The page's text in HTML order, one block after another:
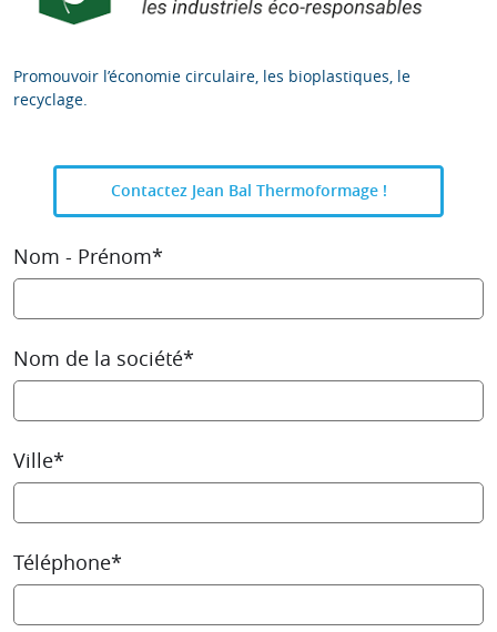
Promouvoir l’économie circulaire, les bioplastiques, le
recyclage.
Contactez Jean Bal Thermoformage !
Nom - Prénom*
Nom de la société*
Ville*
Téléphone*